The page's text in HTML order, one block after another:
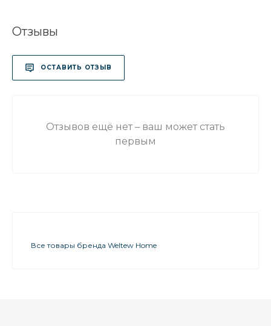
Отзывы
ОСТАВИТЬ ОТЗЫВ
Отзывов ещё нет – ваш может стать
первым
Все товары бренда Weltew Home